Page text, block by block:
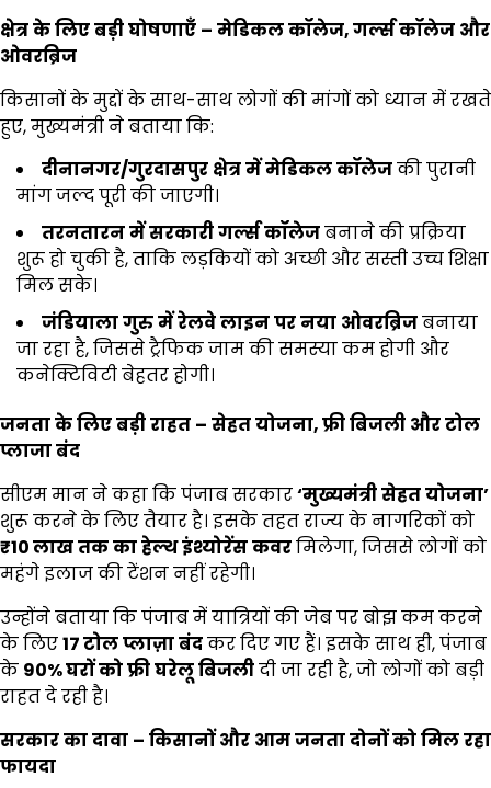
क्षेत्रकेलिएबड़ीघोषणाएँ – मेडिकलकॉलेज,गर्ल्सकॉलेज और
ओवरब्रिज
किसानों के मुद्दों के साथ-साथ लोगों की मांगों को ध्यान में रखते
हुए, मुख्यमंत्री ने बताया कि:
दीनानगर/गुरदासपुर क्षेत्रमेंमेडिकलकॉलेजकी पुरानी
मांग जल्द पूरी की जाएगी।
तरनतारनमेंसरकारीगर्ल्सकॉलेजबनाने की प्रक्रिया
शुरू हो चुकी है, ताकि लड़कियों को अच्छी और सस्ती उच्च शिक्षा
मिल सके।
जंडियालागुरुमेंरेलवेलाइनपरनया ओवरब्रिजबनाया
जा रहा है, जिससे ट्रैफिक जाम की समस्या कम होगी और
कनेक्टिविटी बेहतर होगी।
जनताकेलिएबड़ीराहत – सेहतयोजना,फ्रीबिजली औरटोल
प्लाजाबंद
सीएम मान ने कहा कि पंजाब सरकार‘मुख्यमंत्रीसेहतयोजना’
शुरू करने के लिए तैयार है। इसके तहत राज्य के नागरिकों को
₹10लाखतककाहेल्थइंश्योरेंसकवरमिलेगा, जिससे लोगों को
महंगे इलाज की टेंशन नहीं रहेगी।
उन्होंने बताया कि पंजाब में यात्रियों की जेब पर बोझ कम करने
के लिए17टोलप्लाज़ाबंदकर दिए गए हैं। इसके साथ ही, पंजाब
के 90%घरोंकोफ्रीघरेलूबिजलीदी जा रही है, जो लोगों को बड़ी
राहत दे रही है।
सरकारकादावा – किसानों और आमजनतादोनोंकोमिलरहा
फायदा